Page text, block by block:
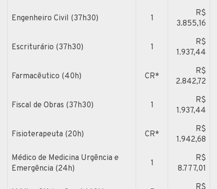
Engenheiro Civil (37h30) 1
R$
3.855,16
Escriturário (37h30) 1
R$
1.937,44
Farmacêutico (40h) CR*
R$
2.842,72
Fiscal de Obras (37h30) 1
R$
1.937,44
Fisioterapeuta (20h) CR*
R$
1.942,68
Médico de Medicina Urgência e
Emergência (24h)
1
R$
8.777,01
R$